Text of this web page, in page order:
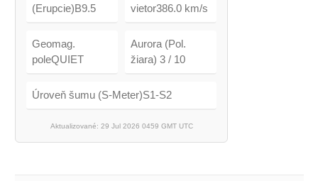
(Erupcie)B9.5
vietor386.0 km/s
Geomag.
poleQUIET
Aurora (Pol.
žiara) 3 / 10
Úroveň šumu (S-Meter)S1-S2
Aktualizované: 29 Jul 2026 0459 GMT UTC